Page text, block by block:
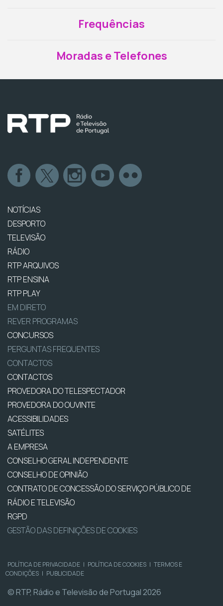
Frequências
Moradas e Telefones
NOTÍCIAS
DESPORTO
TELEVISÃO
RÁDIO
RTP ARQUIVOS
RTP ENSINA
RTP PLAY
EM DIRETO
REVER PROGRAMAS
CONCURSOS
PERGUNTAS FREQUENTES
CONTACTOS
CONTACTOS
PROVEDORA DO TELESPECTADOR
PROVEDORA DO OUVINTE
ACESSIBILIDADES
SATÉLITES
A EMPRESA
CONSELHO GERAL INDEPENDENTE
CONSELHO DE OPINIÃO
CONTRATO DE CONCESSÃO DO SERVIÇO PÚBLICO DE
RÁDIO E TELEVISÃO
RGPD
GESTÃO DAS DEFINIÇÕES DE COOKIES
POLÍTICA DE PRIVACIDADE | POLÍTICA DE COOKIES | TERMOS E
CONDIÇÕES | PUBLICIDADE
© RTP, Rádio e Televisão de Portugal 2026